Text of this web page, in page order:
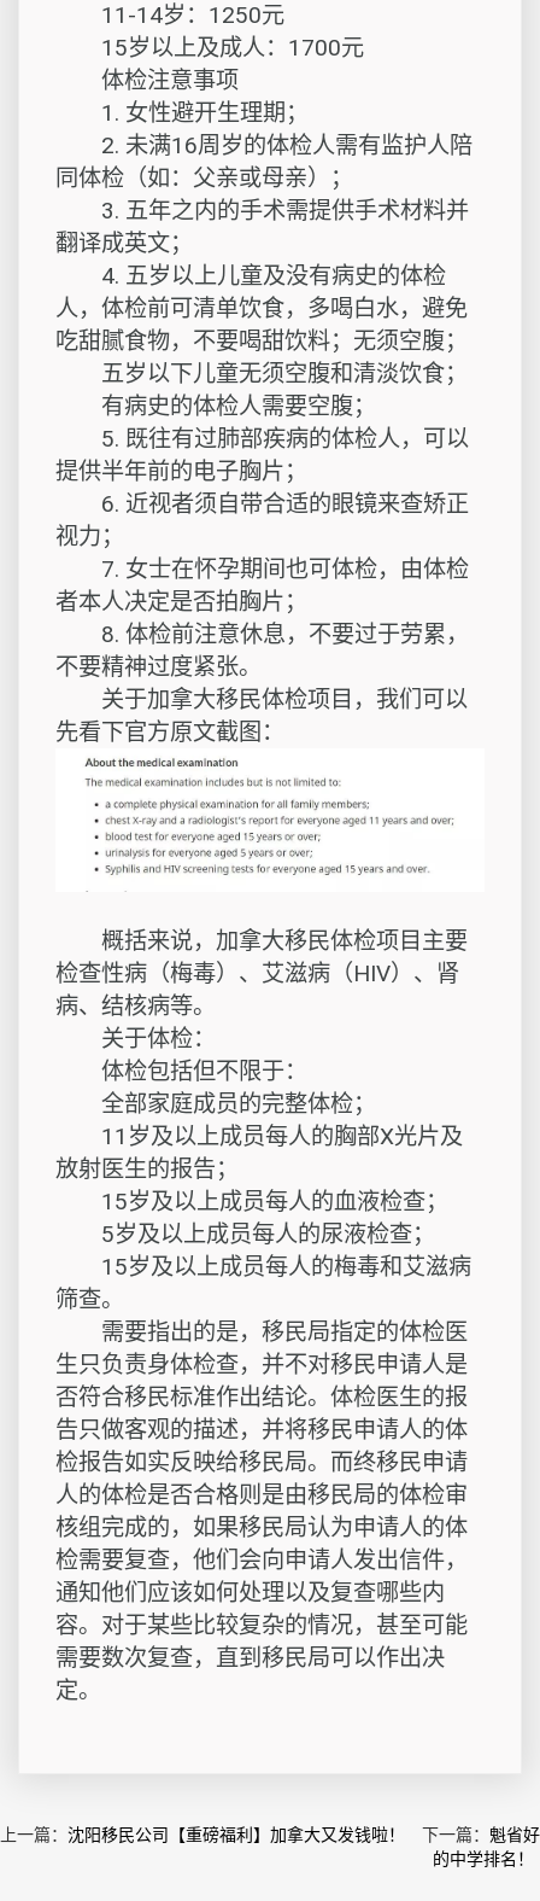
11-14岁：1250元
15岁以上及成人：1700元
体检注意事项
1. 女性避开生理期；
2. 未满16周岁的体检人需有监护人陪
同体检（如：父亲或母亲）；
3. 五年之内的手术需提供手术材料并
翻译成英文；
4. 五岁以上儿童及没有病史的体检
人，体检前可清单饮食，多喝白水，避免
吃甜腻食物，不要喝甜饮料；无须空腹；
五岁以下儿童无须空腹和清淡饮食；
有病史的体检人需要空腹；
5. 既往有过肺部疾病的体检人，可以
提供半年前的电子胸片；
6. 近视者须自带合适的眼镜来查矫正
视力；
7. 女士在怀孕期间也可体检，由体检
者本人决定是否拍胸片；
8. 体检前注意休息，不要过于劳累，
不要精神过度紧张。
关于加拿大移民体检项目，我们可以
先看下官方原文截图：
概括来说，加拿大移民体检项目主要
检查性病（梅毒）、艾滋病（HIV）、肾
病、结核病等。
关于体检：
体检包括但不限于：
全部家庭成员的完整体检；
11岁及以上成员每人的胸部X光片及
放射医生的报告；
15岁及以上成员每人的血液检查；
5岁及以上成员每人的尿液检查；
15岁及以上成员每人的梅毒和艾滋病
筛查。
需要指出的是，移民局指定的体检医
生只负责身体检查，并不对移民申请人是
否符合移民标准作出结论。体检医生的报
告只做客观的描述，并将移民申请人的体
检报告如实反映给移民局。而终移民申请
人的体检是否合格则是由移民局的体检审
核组完成的，如果移民局认为申请人的体
检需要复查，他们会向申请人发出信件，
通知他们应该如何处理以及复查哪些内
容。对于某些比较复杂的情况，甚至可能
需要数次复查，直到移民局可以作出决
定。
上一篇： 沈阳移民公司【重磅福利】加拿大又发钱啦！ 下一篇： 魁省好
的中学排名！